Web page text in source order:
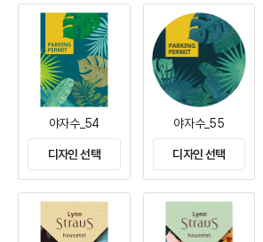
야자수_54
디자인 선택
야자수_55
디자인 선택